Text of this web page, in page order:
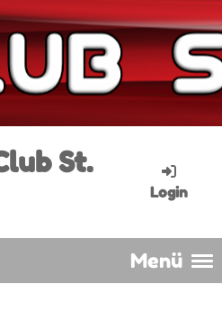
St.
Login
Menü